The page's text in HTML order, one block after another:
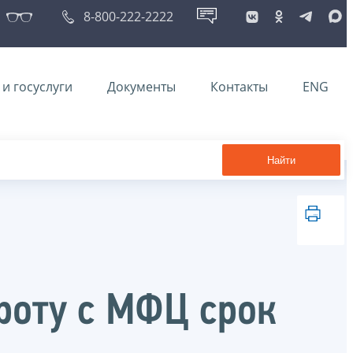
8-800-222-2222
госуслуги Документы Контакты ENG
Найти
с МФЦ срок